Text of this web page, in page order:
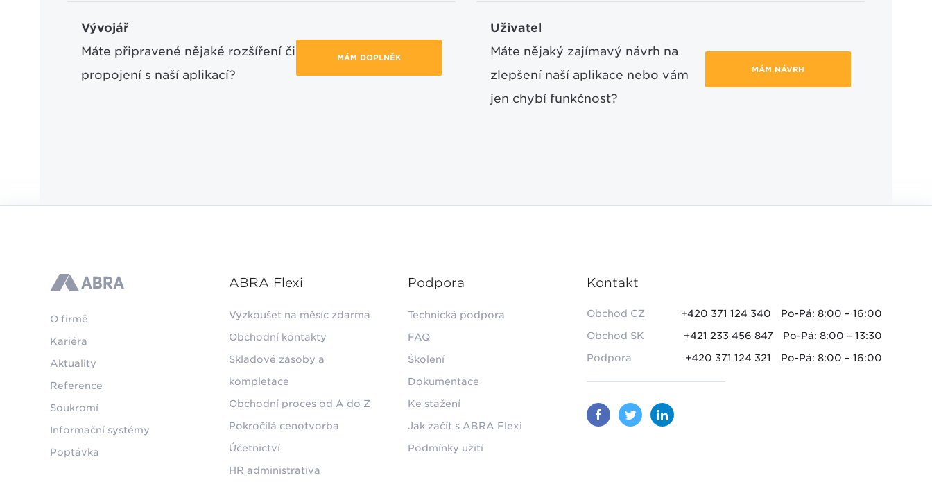
Vývojář
Máte připravené nějaké rozšíření či
propojení s naší aplikací?
MÁM DOPLNĚK
Uživatel
Máte nějaký zajímavý návrh na
zlepšení naší aplikace nebo vám
jen chybí funkčnost?
MÁM NÁVRH
ABRA
O firmě
Kariéra
Aktuality
Reference
Soukromí
Informační systémy
Poptávka
ABRA Flexi
Vyzkoušet na měsíc zdarma
Obchodní kontakty
Skladové zásoby a
kompletace
Obchodní proces od A do Z
Pokročilá cenotvorba
Účetnictví
HR administrativa
Podpora
Technická podpora
FAQ
Školení
Dokumentace
Ke stažení
Jak začít s ABRA Flexi
Podmínky užití
Kontakt
Obchod CZ +420 371 124 340
Po-Pá: 8:00 – 16:00
Obchod SK
+421 233 456 847
Po-Pá: 8:00 – 13:30
Podpora
+420 371 124 321 Po-Pá: 8:00 – 16:00